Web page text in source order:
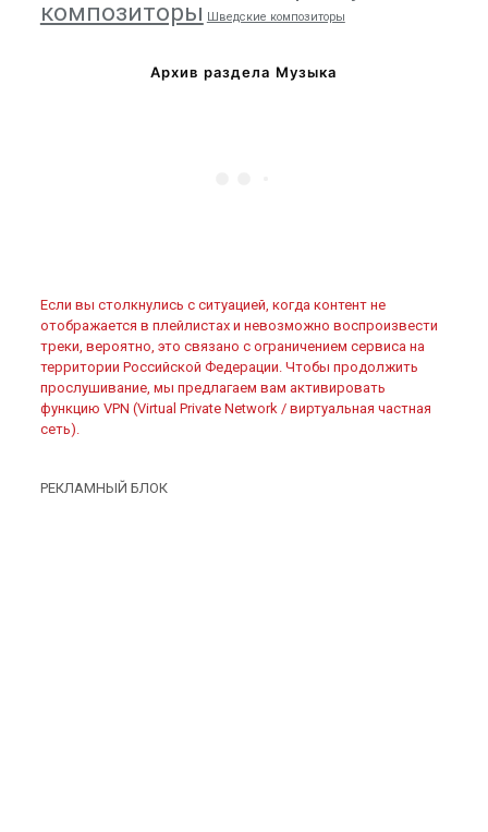
композиторы Шведские композиторы
Архив раздела Музыка
Если вы столкнулись с ситуацией, когда контент не
отображается в плейлистах и невозможно воспроизвести
треки, вероятно, это связано с ограничением сервиса на
территории Российской Федерации. Чтобы продолжить
прослушивание, мы предлагаем вам активировать
функцию VPN (Virtual Private Network / виртуальная частная
сеть).
РЕКЛАМНЫЙ БЛОК